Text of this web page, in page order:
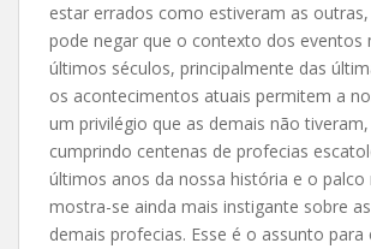
estar errados como estiveram as
pode negar que o contexto dos eventos
últimos séculos, principalmente das
os acontecimentos atuais permitem a
um privilégio que as demais não
cumprindo centenas de profecias
últimos anos da nossa história e o palco
mostra-se ainda mais instigante sobre as
demais profecias. Esse é o assunto